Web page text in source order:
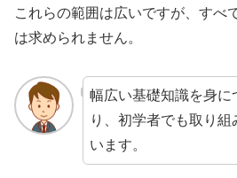
これらの範囲は広いですが、すべ
は求められません。
幅広い基礎知識を身に
り、初学者でも取り
います。